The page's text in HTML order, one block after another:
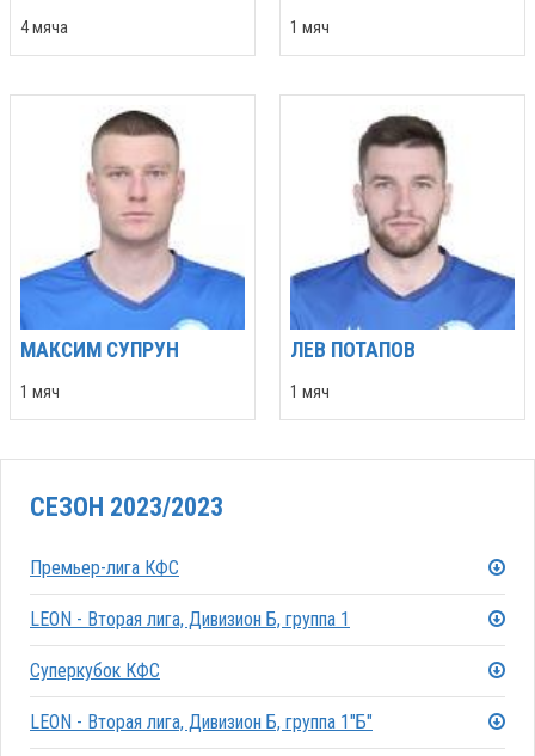
4 мяча 1 мяч
МАКСИМ СУПРУН
1 мяч
ЛЕВ ПОТАПОВ
1 мяч
СЕЗОН 2023/2023
Премьер-лига КФС
LEON - Вторая лига, Дивизион Б, группа 1
Суперкубок КФС
LEON - Вторая лига, Дивизион Б, группа 1"Б"